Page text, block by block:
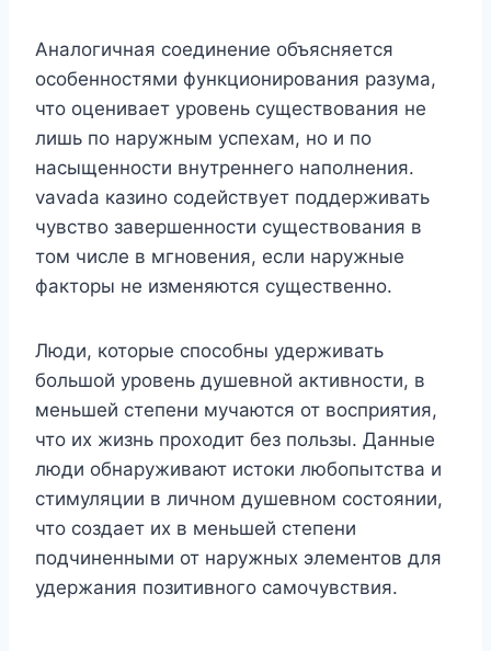
Аналогичная соединение объясняется
особенностями функционирования разума,
что оценивает уровень существования не
лишь по наружным успехам, но и по
насыщенности внутреннего наполнения.
vavada казино содействует поддерживать
чувство завершенности существования в
том числе в мгновения, если наружные
факторы не изменяются существенно.
Люди, которые способны удерживать
большой уровень душевной активности, в
меньшей степени мучаются от восприятия,
что их жизнь проходит без пользы. Данные
люди обнаруживают истоки любопытства и
стимуляции в личном душевном состоянии,
что создает их в меньшей степени
подчиненными от наружных элементов для
удержания позитивного самочувствия.